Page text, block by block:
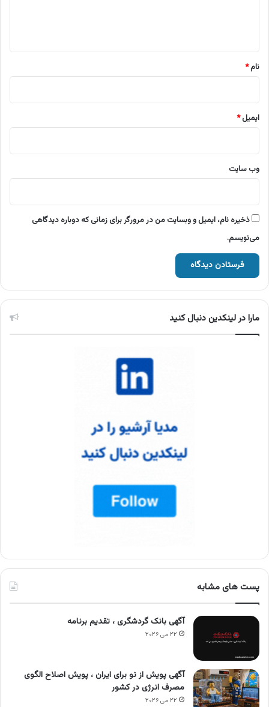
نام*
ایمیل*
وب‌ سایت
ذخیره نام، ایمیل و وبسایت من در مرورگر برای زمانی که دوباره دیدگاهی
می‌نویسم.
مارا در لینکدین دنبال کنید
پست های مشابه
آگهی بانک گردشگری ، تقدیم برنامه
۲۲ می ۲۰۲۶
آگهی پویش از نو برای ایران ، پویش اصلاح الگوی
مصرف انرژی در کشور
۲۲ می ۲۰۲۶